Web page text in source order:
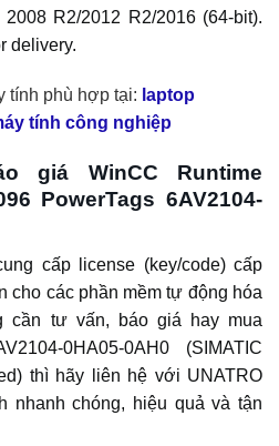
R2/2012 R2/2016 (64-bit).
delivery.
tính phù hợp tại: laptop
tính công nghiệp
giá WinCC Runtime
PowerTags 6AV2104-
cấp license (key/code) cấp
cho các phần mềm tự động hóa
cần tư vấn, báo giá hay mua
0HA05-0AH0 (SIMATIC
thì hãy liên hệ với UNATRO
nhanh chóng, hiệu quả và tận